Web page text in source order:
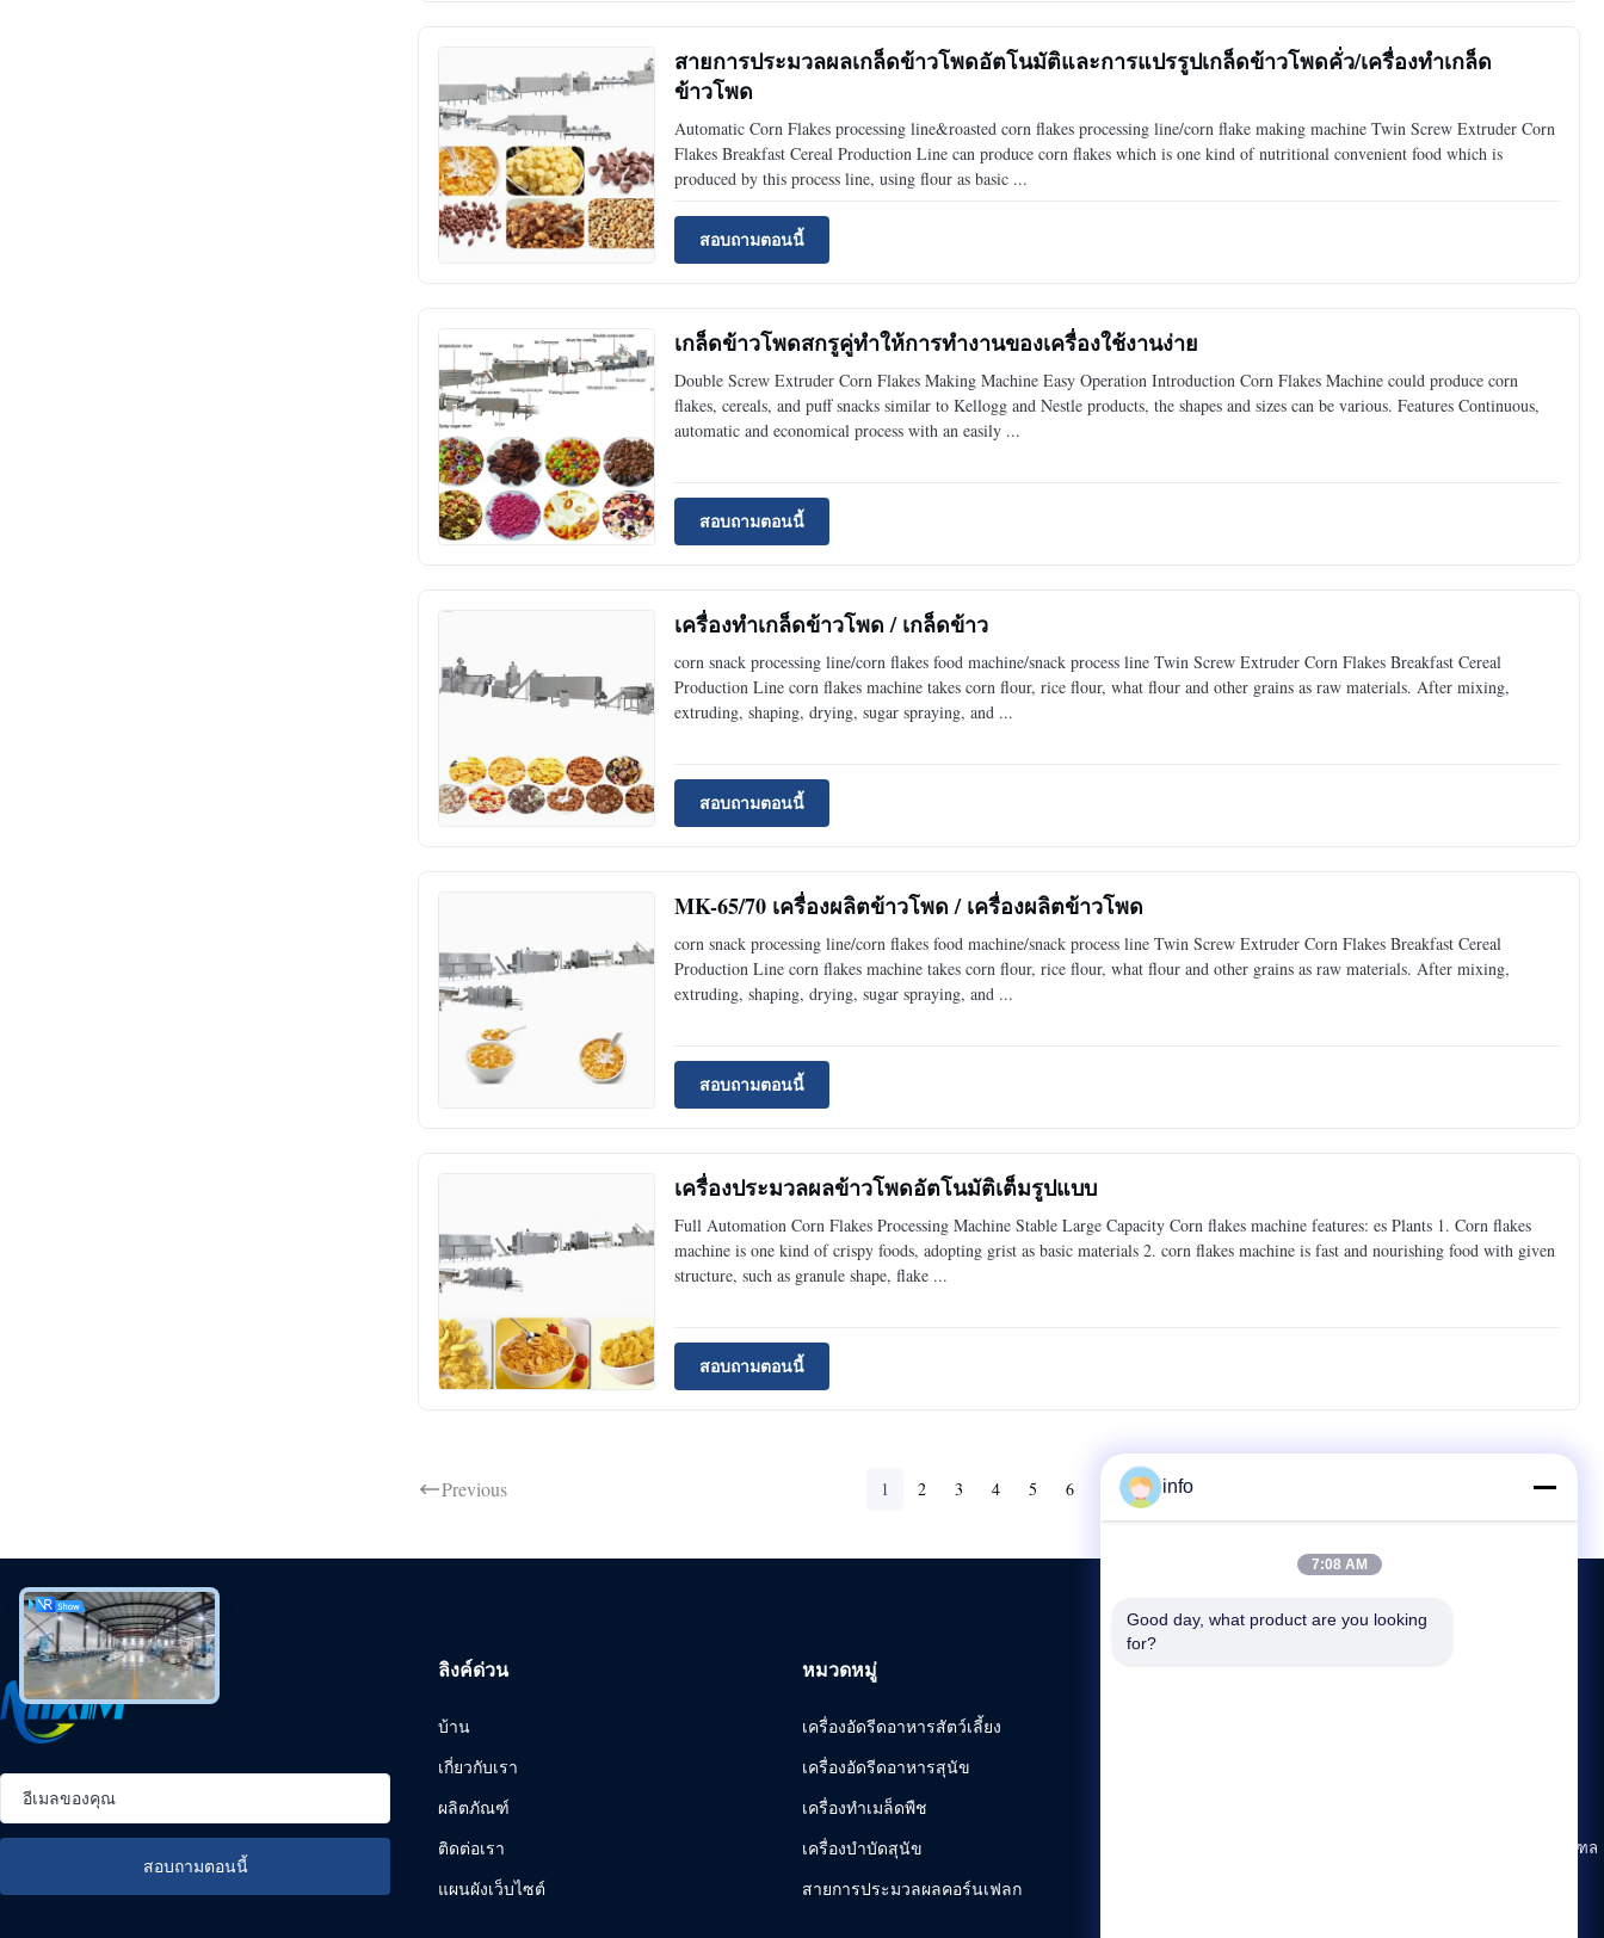
สายการประมวลผลเกล็ดข้าวโพดอัตโนมัติและการแปรรูปเกล็ดข้าวโพดคั่ว/เครื่องทำเกล็ด
ข้าวโพด
Automatic Corn Flakes processing line&roasted corn flakes processing line/corn flake making machine Twin Screw Extruder Corn
Flakes Breakfast Cereal Production Line can produce corn flakes which is one kind of nutritional convenient food which is
produced by this process line, using flour as basic ...
สอบถามตอนนี้
เกล็ดข้าวโพดสกรูคู่ทำให้การทำงานของเครื่องใช้งานง่าย
Double Screw Extruder Corn Flakes Making Machine Easy Operation Introduction Corn Flakes Machine could produce corn
flakes, cereals, and puff snacks similar to Kellogg and Nestle products, the shapes and sizes can be various. Features Continuous,
automatic and economical process with an easily ...
สอบถามตอนนี้
เครื่องทำเกล็ดข้าวโพด / เกล็ดข้าว
corn snack processing line/corn flakes food machine/snack process line Twin Screw Extruder Corn Flakes Breakfast Cereal
Production Line corn flakes machine takes corn flour, rice flour, what flour and other grains as raw materials. After mixing,
extruding, shaping, drying, sugar spraying, and ...
สอบถามตอนนี้
MK-65/70 เครื่องผลิตข้าวโพด / เครื่องผลิตข้าวโพด
corn snack processing line/corn flakes food machine/snack process line Twin Screw Extruder Corn Flakes Breakfast Cereal
Production Line corn flakes machine takes corn flour, rice flour, what flour and other grains as raw materials. After mixing,
extruding, shaping, drying, sugar spraying, and ...
สอบถามตอนนี้
เครื่องประมวลผลข้าวโพดอัตโนมัติเต็มรูปแบบ
Full Automation Corn Flakes Processing Machine Stable Large Capacity Corn flakes machine features: es Plants 1. Corn flakes
machine is one kind of crispy foods, adopting grist as basic materials 2. corn flakes machine is fast and nourishing food with given
structure, such as granule shape, flake ...
สอบถามตอนนี้
Previous 1 2 3 4 5 6 8 Next
ลิงค์ด่วน
บ้าน
เกี่ยวกับเรา
ผลิตภัณฑ์
ติดต่อเรา
แผนผังเว็บไซต์
หมวดหมู่
เครื่องอัดรีดอาหารสัตว์เลี้ยง
เครื่องอัดรีดอาหารสุนัข
เครื่องทําเมล็ดพืช
เครื่องบำบัดสุนัข
สายการประมวลผลคอร์นเฟลก
ชั้น 25 ศูนย์การค้า Huafu เขตเหวินเฟิง เมืองอันหยาง มณฑล
info
7:08 AM
Good day, what product are you looking
for?